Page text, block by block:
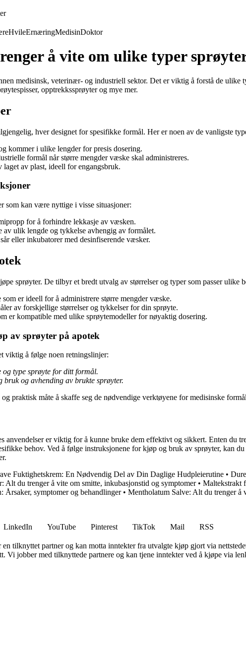
HvileErnæringMedisinDoktor
å vite om ulike typer
medisinsk, veterinær- og industriell sektor. Det er viktig å forstå de
opptrekkssprøyter og mye mer.
hver designet for spesifikke formål. Her er noen av de vanligste
kommer i ulike lengder for presis dosering.
formål når større mengder væske skal administreres.
laget av plast, ideell for engangsbruk.
som kan være nyttige i visse situasjoner:
for å forhindre lekkasje av væsken.
av ulik lengde og tykkelse avhengig av formålet.
eller inkubatorer med desinfiserende væsker.
sprøyter. De tilbyr et bredt utvalg av størrelser og typer som passer
som er ideell for å administrere større mengder væske.
av forskjellige størrelser og tykkelser for din sprøyte.
er kompatible med ulike sprøytemodeller for nøyaktig dosering.
av sprøyter på apotek
viktig å følge noen retningslinjer:
og type sprøyte for ditt formål.
bruk og avhending av brukte sprøyter.
praktisk måte å skaffe seg de nødvendige verktøyene for medisinske
anvendelser er viktig for å kunne bruke dem effektivt og sikkert. Enten du
behov. Ved å følge instruksjonene for kjøp og bruk av sprøyter, kan
Fuktighetskrem: En Nødvendig Del av Din Daglige Hudpleierutine •
Alt du trenger å vite om smitte, inkubasjonstid og symptomer• Maltekstrakt
Årsaker, symptomer og behandlinger• Mentholatum Salve: Alt du trenger å
LinkedIn YouTube Pinterest TikTok Mail
RSS
tilknyttet partner og kan motta inntekter fra utvalgte kjøp gjort via
Vi jobber med tilknyttede partnere og kan tjene inntekter ved å kjøpe via